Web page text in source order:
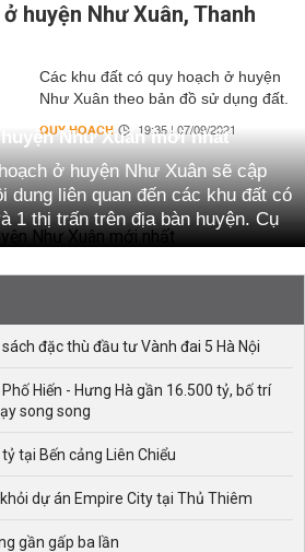
huyện Như Xuân, Thanh
Các khu đất có quy hoạch ở huyện
Như Xuân theo bản đồ sử dụng đất.
QUY HOẠCH 19:35 | 07/09/2021
Như Xuân mới nhất
ở huyện Như Xuân sẽ cập
dung liên quan đến các khu đất có
1 thị trấn trên địa bàn huyện. Cụ
hoạch ở xã Bãi Trành, Bình
Hóa Quỳ, Tân Bình, Thanh
Phong, Thanh Quân, Thanh
Ninh, Xuân Bình, Xuân Hòa.
hoạch ở thị trấn Yên Cát.
hoạch ở huyện Như Xuân cũng
tin đáng chú ý sau đây:
dụng đất của phường.
đặc thù đầu tư Vành đai 5 Hà Nội
Hiến - Hưng Hà gần 16.500 tỷ, bố trí
song song
tại Bến cảng Liên Chiểu
dự án Empire City tại Thủ Thiêm
gần gấp ba lần